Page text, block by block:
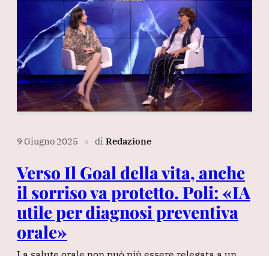
9 Giugno 2025 ∎ di Redazione
Verso Il Goal della vita, anche
il sorriso va protetto. Poli: «IA
utile per diagnosi preventiva
orale»